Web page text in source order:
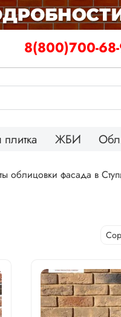
8(800)700-
плитка ЖБИ
облицовки фасада в